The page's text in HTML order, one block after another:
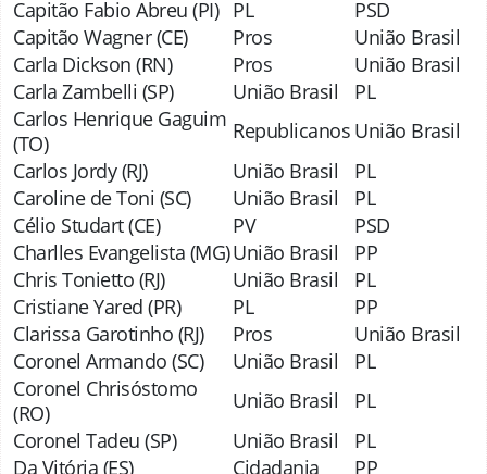
Capitão Fabio Abreu (PI) PL
PSD
Capitão Wagner (CE)
Pros
União Brasil
Carla Dickson (RN)
Pros
União Brasil
Carla Zambelli (SP)
União Brasil
PL
Carlos Henrique Gaguim
(TO)
Republicanos União Brasil
Carlos Jordy (RJ)
União Brasil
PL
Caroline de Toni (SC)
União Brasil
PL
Célio Studart (CE)
PV
PSD
Charlles Evangelista (MG)União Brasil
PP
Chris Tonietto (RJ)
União Brasil
PL
Cristiane Yared (PR)
PL
PP
Clarissa Garotinho (RJ)
Pros
União Brasil
Coronel Armando (SC)
União Brasil
PL
Coronel Chrisóstomo
(RO)
União Brasil
PL
Coronel Tadeu (SP)
União Brasil
PL
Da Vitória (ES)
Cidadania
PP